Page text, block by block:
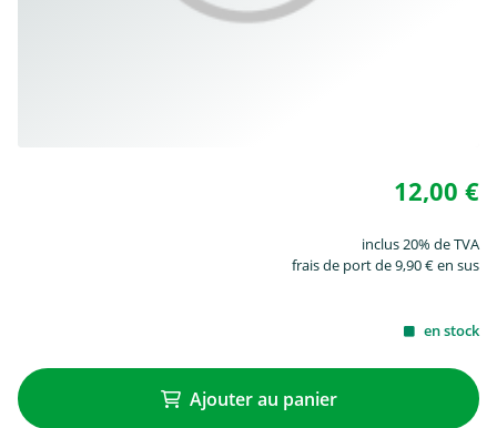
12,00 €
inclus 20% de TVA
frais de port de 9,90 € en sus
en stock
Ajouter au panier